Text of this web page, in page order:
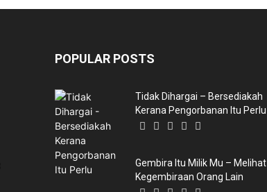
POPULAR POSTS
Tidak Dihargai – Bersediakah
Kerana Pengorbanan Itu Perlu
Gembira Itu Milik Mu – Melihat
Kegembiraan Orang Lain